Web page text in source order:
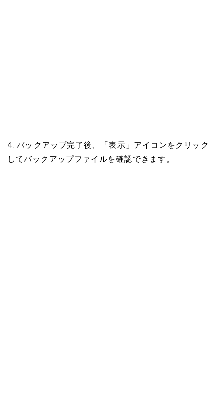
4. バックアップ完了後、「表示」アイコンをクリック
してバックアップファイルを確認できます。